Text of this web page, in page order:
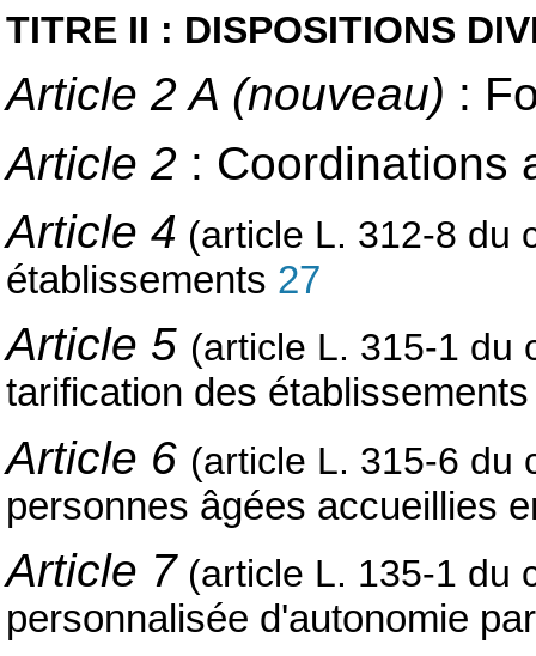
TITRE II : DISPOSITIONS
Article 2 A (nouveau) :
Article 2 : Coordinations
Article 4 (article L. 312-8 du
établissements 27
Article 5 (article L. 315-1 du
tarification des
Article 6 (article L. 315-6 du
personnes âgées accueillies
Article 7 (article L. 135-1 du
personnalisée d'autonomie